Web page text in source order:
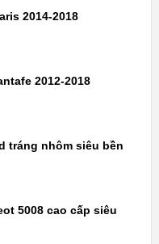
2014-2018
2012-2018
tráng nhôm siêu bền
5008 cao cấp siêu